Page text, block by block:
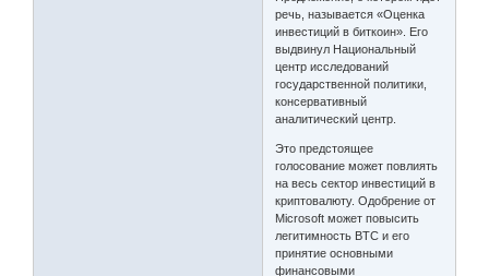
речь, называется «Оценка
инвестиций в биткоин». Его
выдвинул Национальный
центр исследований
государственной политики,
консервативный
аналитический центр.
Это предстоящее
голосование может повлиять
на весь сектор инвестиций в
криптовалюту. Одобрение от
Microsoft может повысить
легитимность BTC и его
принятие основными
финансовыми